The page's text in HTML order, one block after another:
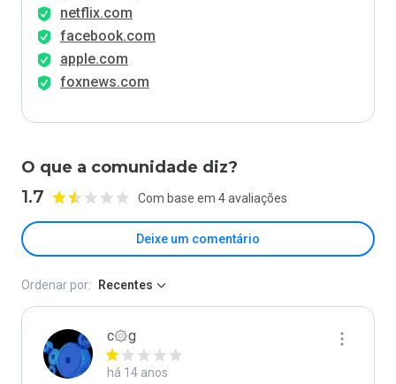
netflix.com
facebook.com
apple.com
foxnews.com
O que a comunidade diz?
1.7 Com base em 4 avaliações
Deixe um comentário
Ordenar por: Recentes
c۞g
há 14 anos